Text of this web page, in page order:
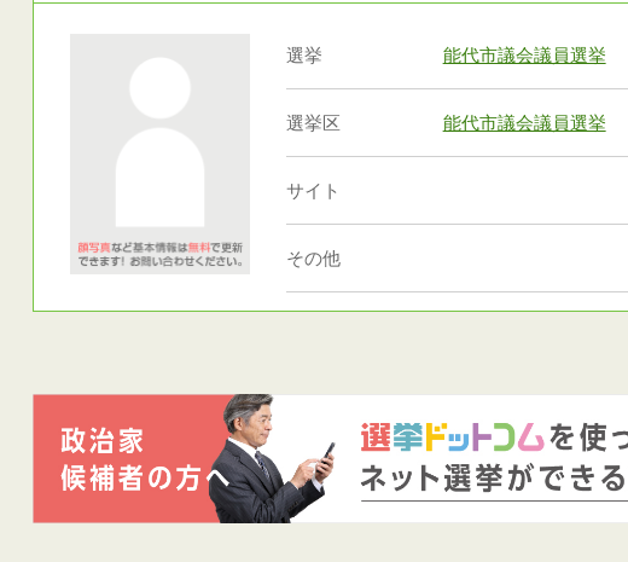
選挙 能代市議会議員選挙
選挙区 能代市議会議員選挙
サイト
その他